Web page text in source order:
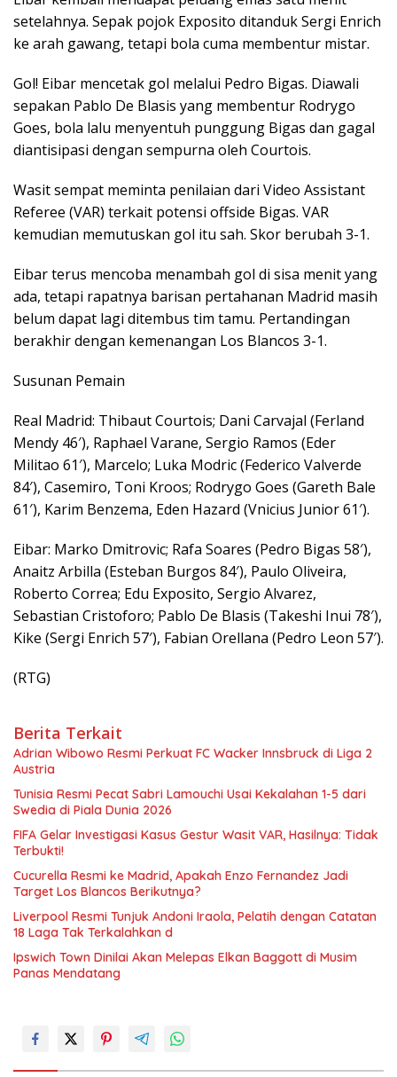
setelahnya. Sepak pojok Exposito ditanduk Sergi Enrich
ke arah gawang, tetapi bola cuma membentur mistar.
Gol! Eibar mencetak gol melalui Pedro Bigas. Diawali
sepakan Pablo De Blasis yang membentur Rodrygo
Goes, bola lalu menyentuh punggung Bigas dan gagal
diantisipasi dengan sempurna oleh Courtois.
Wasit sempat meminta penilaian dari Video Assistant
Referee (VAR) terkait potensi offside Bigas. VAR
kemudian memutuskan gol itu sah. Skor berubah 3-1.
Eibar terus mencoba menambah gol di sisa menit yang
ada, tetapi rapatnya barisan pertahanan Madrid masih
belum dapat lagi ditembus tim tamu. Pertandingan
berakhir dengan kemenangan Los Blancos 3-1.
Susunan Pemain
Real Madrid: Thibaut Courtois; Dani Carvajal (Ferland
Mendy 46′), Raphael Varane, Sergio Ramos (Eder
Militao 61′), Marcelo; Luka Modric (Federico Valverde
84′), Casemiro, Toni Kroos; Rodrygo Goes (Gareth Bale
61′), Karim Benzema, Eden Hazard (Vnicius Junior 61′).
Eibar: Marko Dmitrovic; Rafa Soares (Pedro Bigas 58′),
Anaitz Arbilla (Esteban Burgos 84′), Paulo Oliveira,
Roberto Correa; Edu Exposito, Sergio Alvarez,
Sebastian Cristoforo; Pablo De Blasis (Takeshi Inui 78′),
Kike (Sergi Enrich 57′), Fabian Orellana (Pedro Leon 57′).
(RTG)
Berita Terkait
Adrian Wibowo Resmi Perkuat FC Wacker Innsbruck di Liga 2
Austria
Tunisia Resmi Pecat Sabri Lamouchi Usai Kekalahan 1-5 dari
Swedia di Piala Dunia 2026
FIFA Gelar Investigasi Kasus Gestur Wasit VAR, Hasilnya: Tidak
Terbukti!
Cucurella Resmi ke Madrid, Apakah Enzo Fernandez Jadi
Target Los Blancos Berikutnya?
Liverpool Resmi Tunjuk Andoni Iraola, Pelatih dengan Catatan
18 Laga Tak Terkalahkan d
Ipswich Town Dinilai Akan Melepas Elkan Baggott di Musim
Panas Mendatang